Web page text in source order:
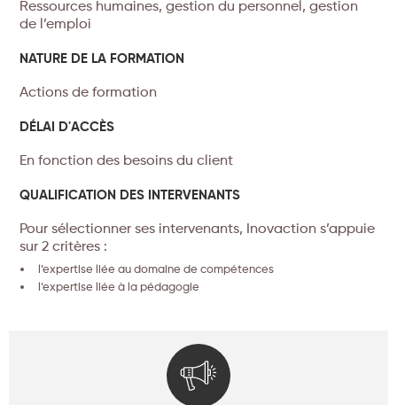
Ressources humaines, gestion du personnel, gestion
de l’emploi
NATURE DE LA FORMATION
Actions de formation
DÉLAI D'ACCÈS
En fonction des besoins du client
QUALIFICATION DES INTERVENANTS
Pour sélectionner ses intervenants, Inovaction s’appuie
sur 2 critères :
l’expertise liée au domaine de compétences
l’expertise liée à la pédagogie